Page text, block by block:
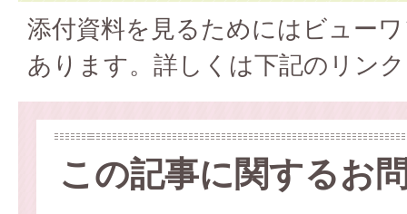
添付資料を見るためにはビュー
あります。詳しくは下記のリン
この記事に関するお